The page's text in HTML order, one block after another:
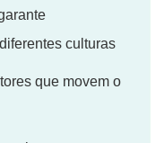
culturas
que movem o